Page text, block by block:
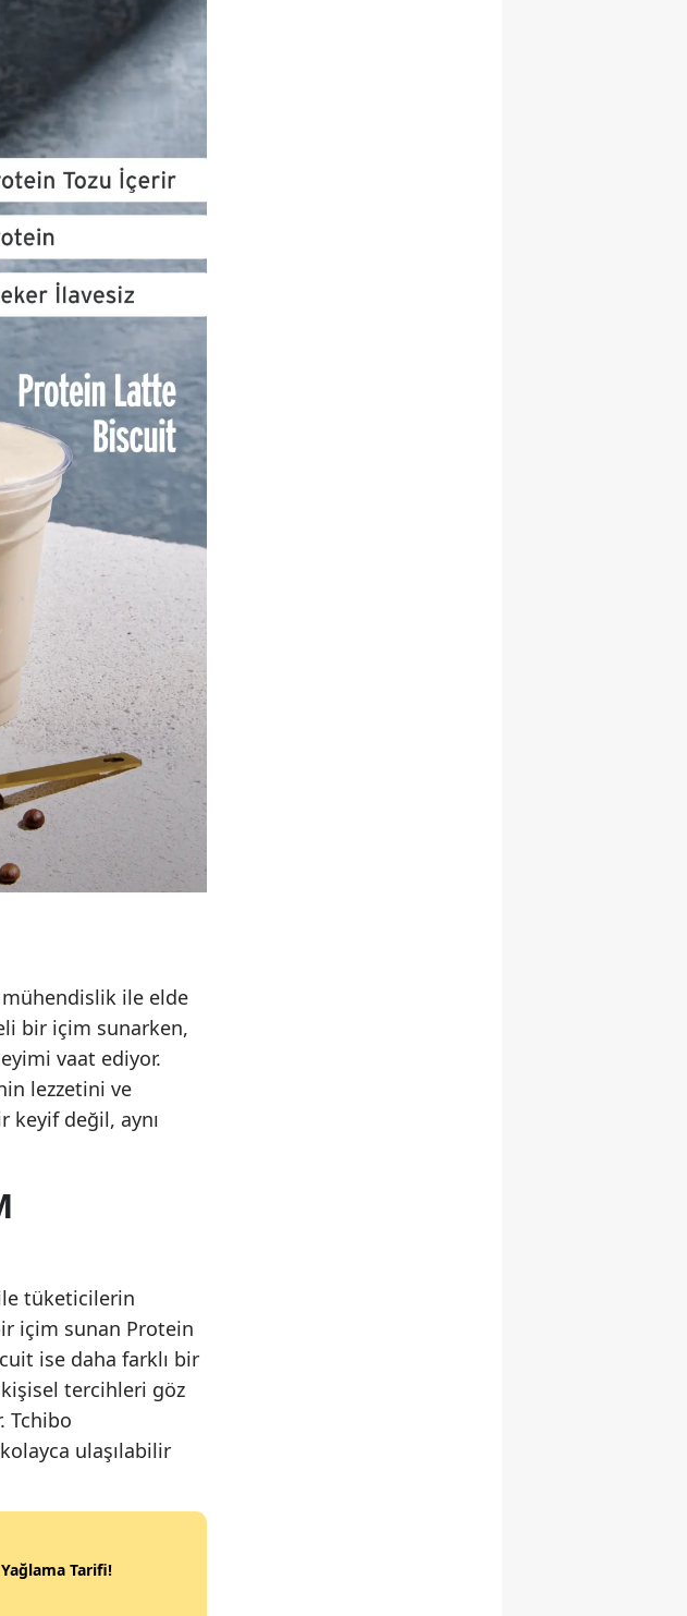
ile elde
bir içim sunarken,
vaat ediyor.
lezzetini ve
keyif değil, aynı
tüketicilerin
içim sunan Protein
ise daha farklı bir
tercihleri göz
Tchibo
ulaşılabilir
Tarifi!